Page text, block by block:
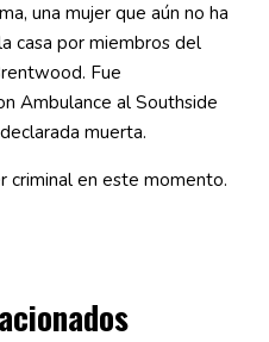
una mujer que aún no ha
casa por miembros del
Fue
Ambulance al Southside
muerta.
criminal en este momento.